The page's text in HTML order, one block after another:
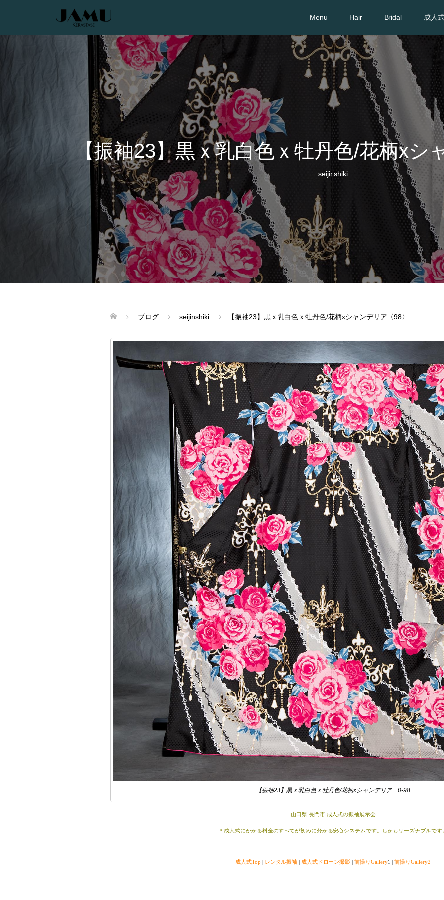
Menu Hair Bridal 成人式
【振袖23】黒ｘ乳白色ｘ牡丹色/花柄xシ
seijinshiki
ブログ seijinshiki 【振袖23】黒ｘ乳白色ｘ牡丹色/花柄xシャンデリア〈98〉
【振袖23】黒ｘ乳白色ｘ牡丹色/花柄xシャンデリア 0-98
山口県 長門市 成人式の振袖展示会
＊成人式にかかる料金のすべてが初めに分かる安心システムです。しかもリーズナブルです
成人式Top レンタル振袖 成人式ドローン撮影 前撮りGallery1 | 前撮りGallery2